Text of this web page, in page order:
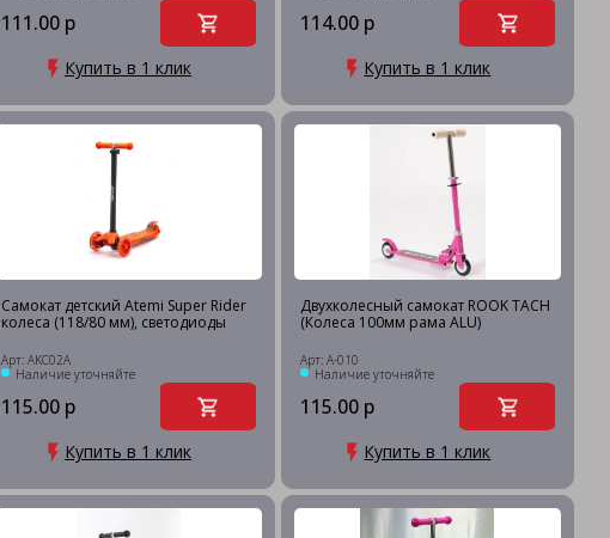
111.00 р
Купить в 1 клик
114.00 р
Купить в 1 клик
Самокат детский Atemi Super Rider
колеса (118/80 мм), светодиоды
Арт: AKC02A
Наличие уточняйте
115.00 р
Купить в 1 клик
Двухколесный самокат ROOK TACH
(Колеса 100мм рама ALU)
Арт: А-010
Наличие уточняйте
115.00 р
Купить в 1 клик